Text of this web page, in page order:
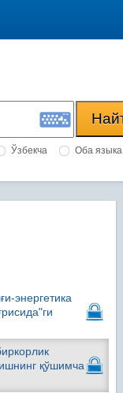
Ўзбекча Оба языка
энергетика
қўшимча